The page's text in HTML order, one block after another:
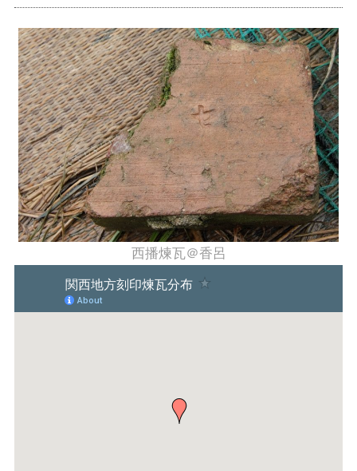
西播煉瓦＠香呂